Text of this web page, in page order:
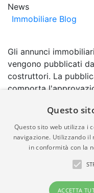
News
Immobiliare Blog
Gli annunci
vengono pubblicati
costruttori. La
comporta
garanzia da parte di
quindi non è
correttezza, della
materia di privacy
suddetti annunci.
© Copyright 2007 -
Questo
Questo sito web utilizza i
navigazione. Utilizzando
in conformità con la
ACCETTA